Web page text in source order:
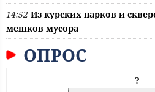
14:52 Из курских парков и
мешков мусора
ОПРОС
?